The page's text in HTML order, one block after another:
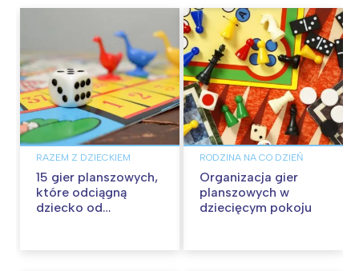
RAZEM Z DZIECKIEM
15 gier planszowych,
które odciągną
dziecko od
RODZINA NA CO DZIEŃ
Organizacja gier
planszowych w
dziecięcym pokoju